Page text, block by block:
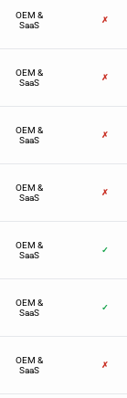
OEM &
SaaS
✗
OEM &
SaaS
✗
OEM &
SaaS
✗
OEM &
SaaS
✗
OEM &
SaaS
✓
OEM &
SaaS
✓
OEM &
SaaS
✗